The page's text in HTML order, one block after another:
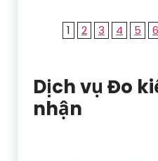
1 2 3 4 5 6
Dịch vụ Đo
nhận